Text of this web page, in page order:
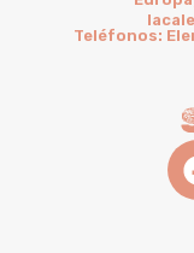
Teléfonos: